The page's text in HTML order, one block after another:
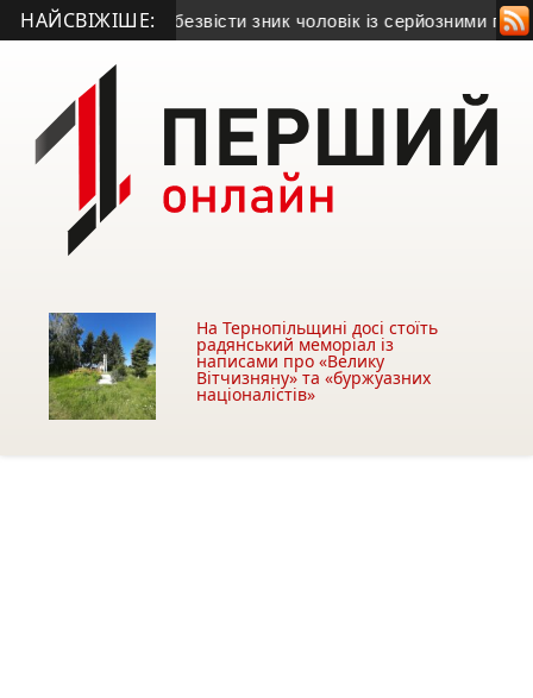
НАЙСВІЖІШЕ:
Зборівщині безвісти зник чоловік із серйозними
На Тернопільщині досі стоїть
радянський меморіал із
написами про «Велику
Вітчизняну» та «буржуазних
націоналістів»